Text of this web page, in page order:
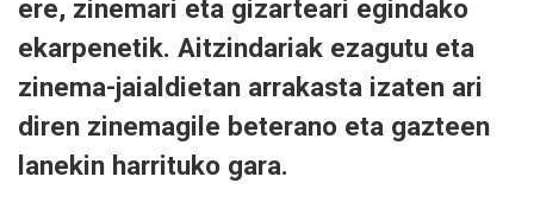
ere, zinemari eta gizarteari egindako
ekarpenetik. Aitzindariak ezagutu eta
zinema-jaialdietan arrakasta izaten ari
diren zinemagile beterano eta gazteen
lanekin harrituko gara.